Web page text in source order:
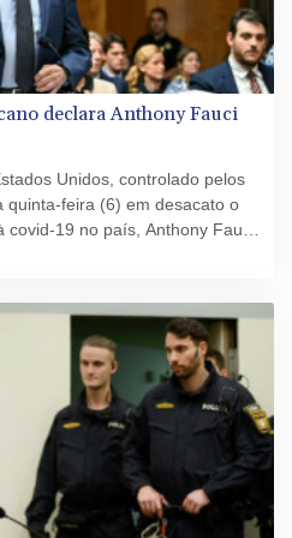
declara Anthony Fauci
Unidos, controlado pelos
quinta-feira (6) em desacato o
19 no país, Anthony Fauci,
na semana passada às